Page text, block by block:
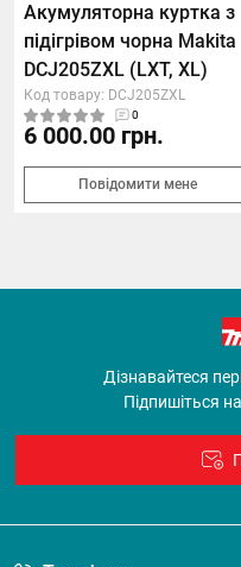
Акумуляторна куртка з
підігрівом чорна Makita
DCJ205ZXL (LXT, XL)
Код товару: DCJ205ZXL
0
6 000.00 грн.
Повідомити мене
Дізнавайтеся
Підпишіться